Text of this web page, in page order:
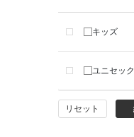
キッズ
ユニセッ
リセット